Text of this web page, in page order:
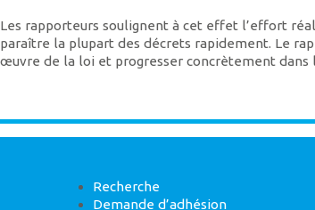
Les rapporteurs soulignent à cet effet l’effort
paraître la plupart des décrets rapidement. Le
œuvre de la loi et progresser concrètement
Recherche
Demande d’adhésion